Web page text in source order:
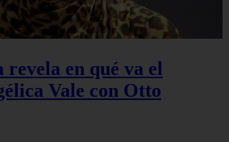
en qué va el
Vale con Otto